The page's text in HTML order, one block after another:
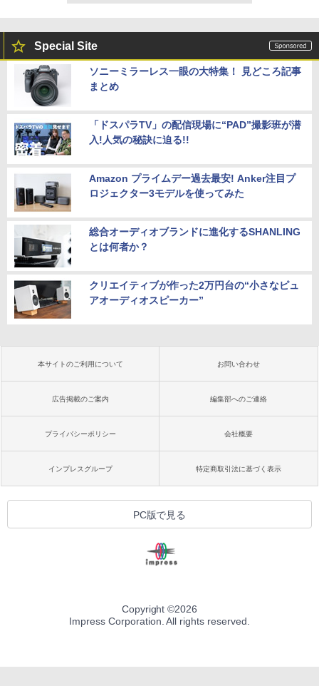
Special Site
ソニーミラーレス一眼の大特集！ 見どころ記事
まとめ
「ドスパラTV」の配信現場に“PAD”撮影班が潜
入!人気の秘訣に迫る!!
Amazon プライムデー過去最安! Anker注目プ
ロジェクター3モデルを使ってみた
総合オーディオブランドに進化するSHANLING
とは何者か？
クリエイティブが作った2万円台の“小さなピュ
アオーディオスピーカー”
本サイトのご利用について お問い合わせ
広告掲載のご案内 編集部へのご連絡
プライバシーポリシー 会社概要
インプレスグループ 特定商取引法に基づく表示
PC版で見る
Copyright ©2026
Impress Corporation. All rights reserved.